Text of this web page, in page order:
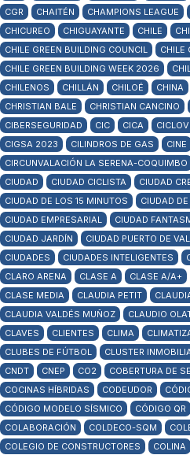
CGR
CHAITÉN CHAMPIONS LEAGUE
CHICUREO
CHIGUAYANTE CHILE
CHILE GREEN BUILDING COUNCIL
CHILE
CHILE GREEN BUILDING WEEK 2026
CHILENOS
CHILLÁN CHILOÉ CHINA
CHRISTIAN BALE
CHRISTIAN CANCINO
CIBERSEGURIDAD
CIC CICA
CIGSA 2023
CILINDROS DE GAS CINE
CIRCUNVALACIÓN LA SERENA-COQUIMBO
CIUDAD
CIUDAD CICLISTA
CIUDAD
CIUDAD DE LOS 15 MINUTOS
CIUDAD
CIUDAD EMPRESARIAL
CIUDAD
CIUDAD JARDÍN
CIUDAD PUERTO DE
CIUDADES
CIUDADES INTELIGENTES
CLARO ARENA
CLASE A CLASE A/A+
CLASE MEDIA
CLAUDIA PETIT
CLAUDIA VALDÉS MUÑOZ
CLAUDIO
CLAVES
CLIENTES CLIMA
CLUBES DE FÚTBOL
CLUSTER
CNDT
CNEP CO2 COBERTURA DE
COCINAS HÍBRIDAS
CODEUDOR
CÓDIGO MODELO SÍSMICO
CÓDIGO QR
COLABORACIÓN
COLDECO-SQM
COLEGIO DE CONSTRUCTORES
COLINA